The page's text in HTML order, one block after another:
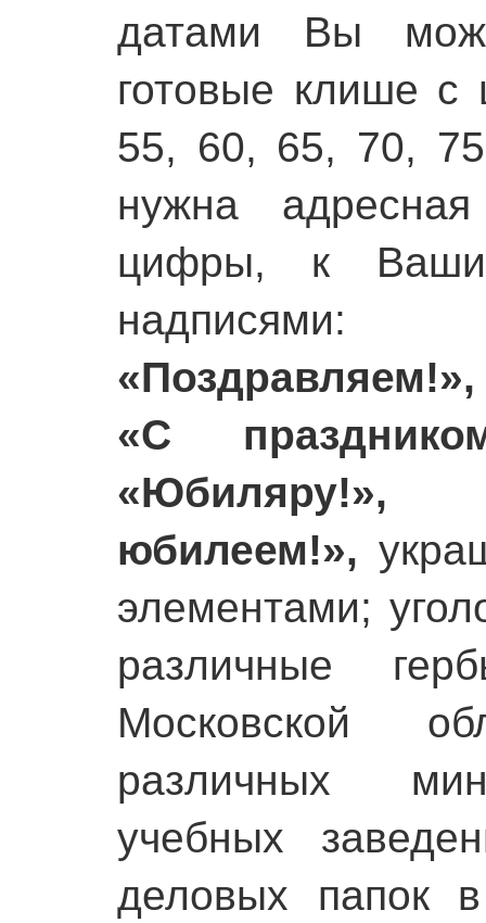
датами Вы
готовые клише
55, 60, 65, 70,
нужна
цифры, к
«С
«Юбиляру!»,
юбилеем!»,
элементами;
различные
Московской
различных
учебных
деловых папок